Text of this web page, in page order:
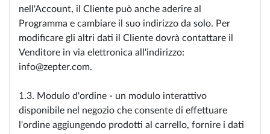
nell'Account, il Cliente può anche aderire al
Programma e cambiare il suo indirizzo da solo. Per
modificare gli altri dati il Cliente dovrà contattare il
Venditore in via elettronica all'indirizzo:
info@zepter.com.
1.3. Modulo d'ordine - un modulo interattivo
disponibile nel negozio che consente di effettuare
l'ordine aggiungendo prodotti al carrello, fornire i dati